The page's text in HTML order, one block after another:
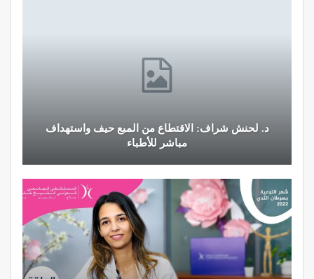
د. لحنش شراف: الاقتطاع من المبع حيف واستهداف
مباشر للأطباء